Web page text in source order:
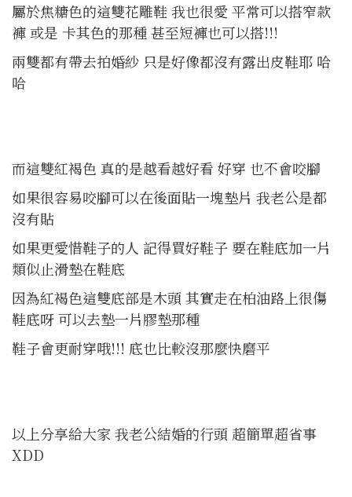
屬於焦糖色的這雙花雕鞋 我也很愛 平常可以搭窄款
褲 或是 卡其色的那種 甚至短褲也可以搭!!!
兩雙都有帶去拍婚紗 只是好像都沒有露出皮鞋耶 哈
哈
而這雙紅褐色 真的是越看越好看 好穿 也不會咬腳
如果很容易咬腳可以在後面貼一塊墊片 我老公是都
沒有貼
如果更愛惜鞋子的人 記得買好鞋子 要在鞋底加一片
類似止滑墊在鞋底
因為紅褐色這雙底部是木頭 其實走在柏油路上很傷
鞋底呀 可以去墊一片膠墊那種
鞋子會更耐穿哦!!! 底也比較沒那麼快磨平
以上分享給大家 我老公結婚的行頭 超簡單超省事
XDD